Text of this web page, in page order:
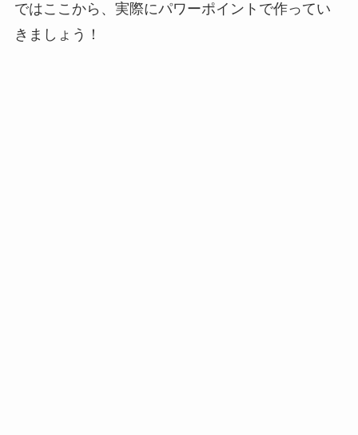
ではここから、実際にパワーポイントで作ってい
きましょう！